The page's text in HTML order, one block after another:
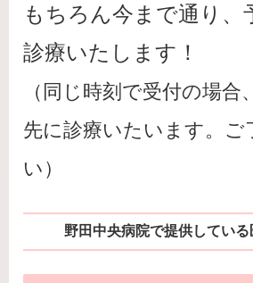
もちろん今まで通り、
診療いたします！
（同じ時刻で受付の場合
先に診療いたいます。ご
い）
野田中央病院で提供してい